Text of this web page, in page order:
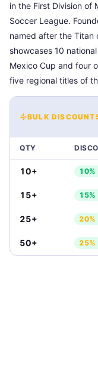
in the First Division of
Soccer League.
named after the Titan
showcases 10
Mexico Cup and four
five regional titles of
BULK
QTY
10+ 10%
15+ 15%
25+ 20%
50+ 25%